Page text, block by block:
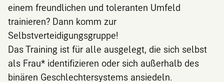
einem freundlichen und toleranten Umfeld
trainieren? Dann komm zur
Selbstverteidigungsgruppe!
Das Training ist für alle ausgelegt, die sich selbst
als Frau* identifizieren oder sich außerhalb des
binären Geschlechtersystems ansiedeln.